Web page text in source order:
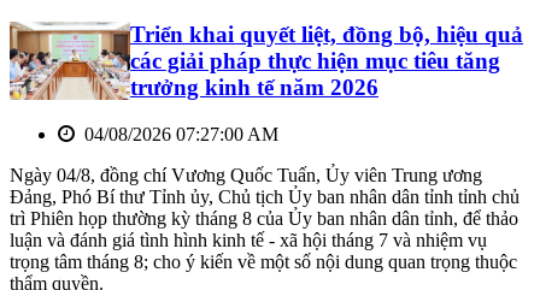
Triển khai quyết liệt, đồng bộ, hiệu quả
các giải pháp thực hiện mục tiêu tăng
trưởng kinh tế năm 2026
04/08/2026 07:27:00 AM
Ngày 04/8, đồng chí Vương Quốc Tuấn, Ủy viên Trung ương
Đảng, Phó Bí thư Tỉnh ủy, Chủ tịch Ủy ban nhân dân tỉnh tỉnh chủ
trì Phiên họp thường kỳ tháng 8 của Ủy ban nhân dân tỉnh, để thảo
luận và đánh giá tình hình kinh tế - xã hội tháng 7 và nhiệm vụ
trọng tâm tháng 8; cho ý kiến về một số nội dung quan trọng thuộc
thẩm quyền.